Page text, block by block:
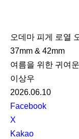
O
C
오데마 피게 로열
37mm & 42mm
여름을 위한 귀여
이상우
2026.06.10
S
N
S
Facebook
X
Kakao